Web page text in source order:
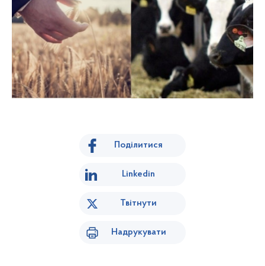
Поділитися
Linkedin
Твітнути
Надрукувати